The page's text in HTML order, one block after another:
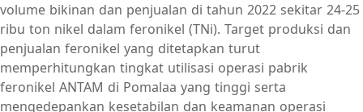
volume bikinan dan penjualan di tahun 2022 sekitar 24-25
ribu ton nikel dalam feronikel (TNi). Target produksi dan
penjualan feronikel yang ditetapkan turut
memperhitungkan tingkat utilisasi operasi pabrik
feronikel ANTAM di Pomalaa yang tinggi serta
mengedepankan kesetabilan dan keamanan operasi